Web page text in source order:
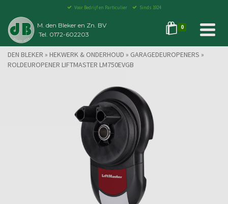
Voor Bedrijf en Particulier Sinds 1924
M. den Bleker en Zn. BV
Tel. 0172-602203
0
DEN BLEKER » HEKWERK & ONDERHOUD » GARAGEDEUROPENERS »
ROLDEUROPENER LIFTMASTER LM750EVGB